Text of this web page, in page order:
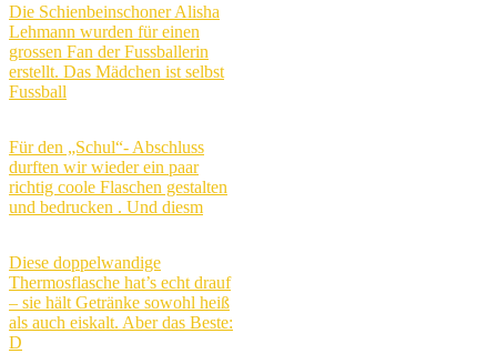
Die Schienbeinschoner Alisha
Lehmann wurden für einen
grossen Fan der Fussballerin
erstellt. Das Mädchen ist selbst
Fussball
Für den „Schul“- Abschluss
durften wir wieder ein paar
richtig coole Flaschen gestalten
und bedrucken . Und diesm
Diese doppelwandige
Thermosflasche hat’s echt drauf
– sie hält Getränke sowohl heiß
als auch eiskalt. Aber das Beste:
D